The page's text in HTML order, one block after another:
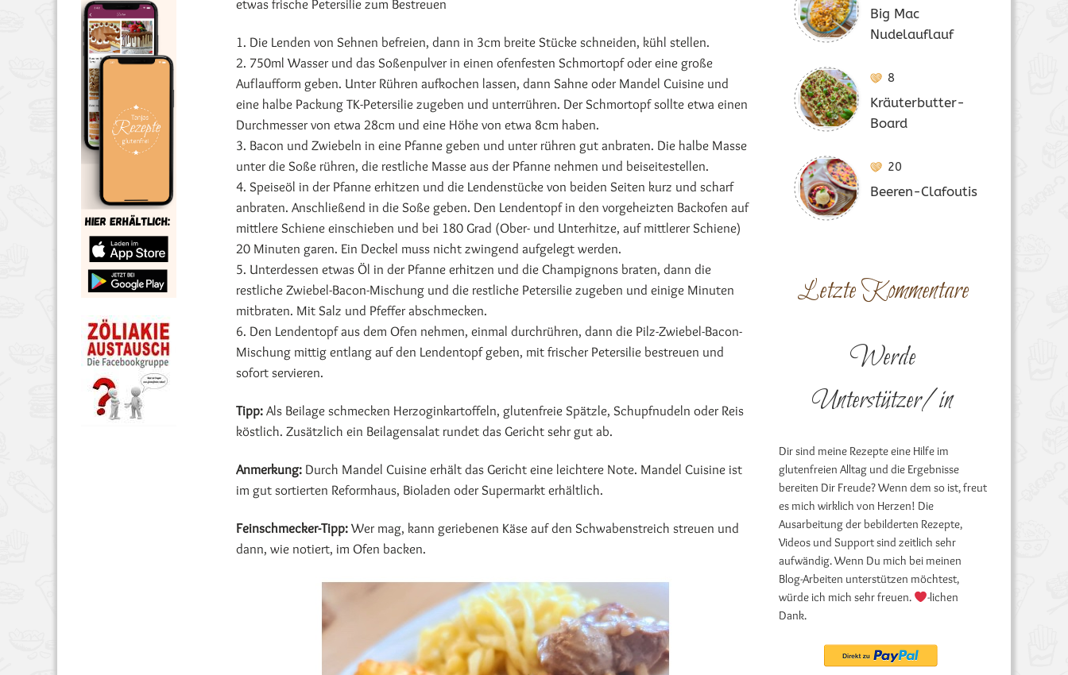
etwas frische Petersilie zum Bestreuen
1. Die Lenden von Sehnen befreien, dann in 3cm breite Stücke schneiden, kühl stellen.
2. 750ml Wasser und das Soßenpulver in einen ofenfesten Schmortopf oder eine große
Auflaufform geben. Unter Rühren aufkochen lassen, dann Sahne oder Mandel Cuisine und
eine halbe Packung TK-Petersilie zugeben und unterrühren. Der Schmortopf sollte etwa einen
Durchmesser von etwa 28cm und eine Höhe von etwa 8cm haben.
3. Bacon und Zwiebeln in eine Pfanne geben und unter rühren gut anbraten. Die halbe Masse
unter die Soße rühren, die restliche Masse aus der Pfanne nehmen und beiseitestellen.
4. Speiseöl in der Pfanne erhitzen und die Lendenstücke von beiden Seiten kurz und scharf
anbraten. Anschließend in die Soße geben. Den Lendentopf in den vorgeheizten Backofen auf
mittlere Schiene einschieben und bei 180 Grad (Ober- und Unterhitze, auf mittlerer Schiene)
20 Minuten garen. Ein Deckel muss nicht zwingend aufgelegt werden.
5. Unterdessen etwas Öl in der Pfanne erhitzen und die Champignons braten, dann die
restliche Zwiebel-Bacon-Mischung und die restliche Petersilie zugeben und einige Minuten
mitbraten. Mit Salz und Pfeffer abschmecken.
6. Den Lendentopf aus dem Ofen nehmen, einmal durchrühren, dann die Pilz-Zwiebel-Bacon-
Mischung mittig entlang auf den Lendentopf geben, mit frischer Petersilie bestreuen und
sofort servieren.
Tipp: Als Beilage schmecken Herzoginkartoffeln, glutenfreie Spätzle, Schupfnudeln oder Reis
köstlich. Zusätzlich ein Beilagensalat rundet das Gericht sehr gut ab.
Anmerkung: Durch Mandel Cuisine erhält das Gericht eine leichtere Note. Mandel Cuisine ist
im gut sortierten Reformhaus, Bioladen oder Supermarkt erhältlich.
Feinschmecker-Tipp:Wer mag, kann geriebenen Käse auf den Schwabenstreich streuen und
dann, wie notiert, im Ofen backen.
Big Mac
Nudelauflauf
8
Kräuterbutter-
Board
20
Beeren-Clafoutis
Letzte Kommentare
Werde
Unterstützer/in
Dir sind meine Rezepte eine Hilfe im
glutenfreien Alltag und die Ergebnisse
bereiten Dir Freude? Wenn dem so ist, freut
es mich wirklich von Herzen! Die
Ausarbeitung der bebilderten Rezepte,
Videos und Support sind zeitlich sehr
aufwändig. Wenn Du mich bei meinen
Blog-Arbeiten unterstützen möchtest,
würde ich mich sehr freuen.
-lichen
Dank.